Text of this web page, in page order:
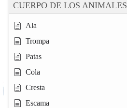
CUERPO DE LOS ANIMALES
Ala
Trompa
Patas
Cola
Cresta
Escama